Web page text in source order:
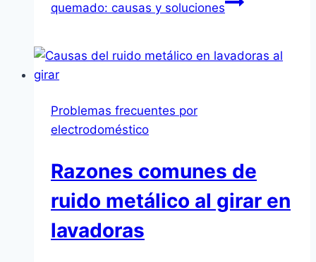
quemado: causas y soluciones
Problemas frecuentes por
electrodoméstico
Razones comunes de
ruido metálico al girar en
lavadoras